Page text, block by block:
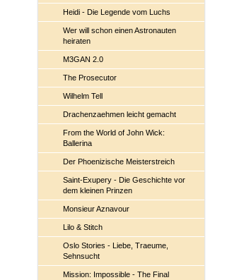
Heidi - Die Legende vom Luchs
Wer will schon einen Astronauten
heiraten
M3GAN 2.0
The Prosecutor
Wilhelm Tell
Drachenzaehmen leicht gemacht
From the World of John Wick:
Ballerina
Der Phoenizische Meisterstreich
Saint-Exupery - Die Geschichte vor
dem kleinen Prinzen
Monsieur Aznavour
Lilo & Stitch
Oslo Stories - Liebe, Traeume,
Sehnsucht
Mission: Impossible - The Final